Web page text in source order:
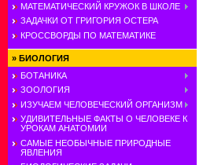
МАТЕМАТИЧЕСКИЙ КРУЖОК В ШКОЛЕ
ЗАДАЧКИ ОТ ГРИГОРИЯ ОСТЕРА
КРОССВОРДЫ ПО МАТЕМАТИКЕ
» БИОЛОГИЯ
БОТАНИКА
ЗООЛОГИЯ
ИЗУЧАЕМ ЧЕЛОВЕЧЕСКИЙ ОРГАНИЗМ
УДИВИТЕЛЬНЫЕ ФАКТЫ О ЧЕЛОВЕКЕ К
УРОКАМ АНАТОМИИ
САМЫЕ НЕОБЫЧНЫЕ ПРИРОДНЫЕ
ЯВЛЕНИЯ